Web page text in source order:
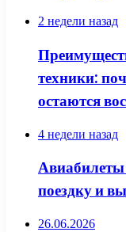
2 недели назад
техники:
остаются
4 недели назад
поездку и
26.06.2026